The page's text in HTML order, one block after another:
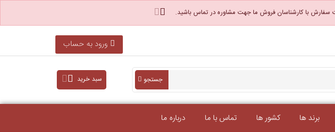
سفارش با کارشناسان فروش ما جهت مشاوره در تماس باشید.
ورود به حساب
جستجو سبد خرید
برند ها کشور ها تماس با ما درباره ما